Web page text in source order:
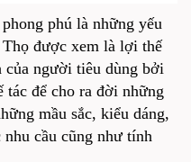
phú là những yếu
được xem là lợi thế
của người tiêu dùng bởi
tác để cho ra đời những
mầu sắc, kiểu dáng,
cầu cũng như tính